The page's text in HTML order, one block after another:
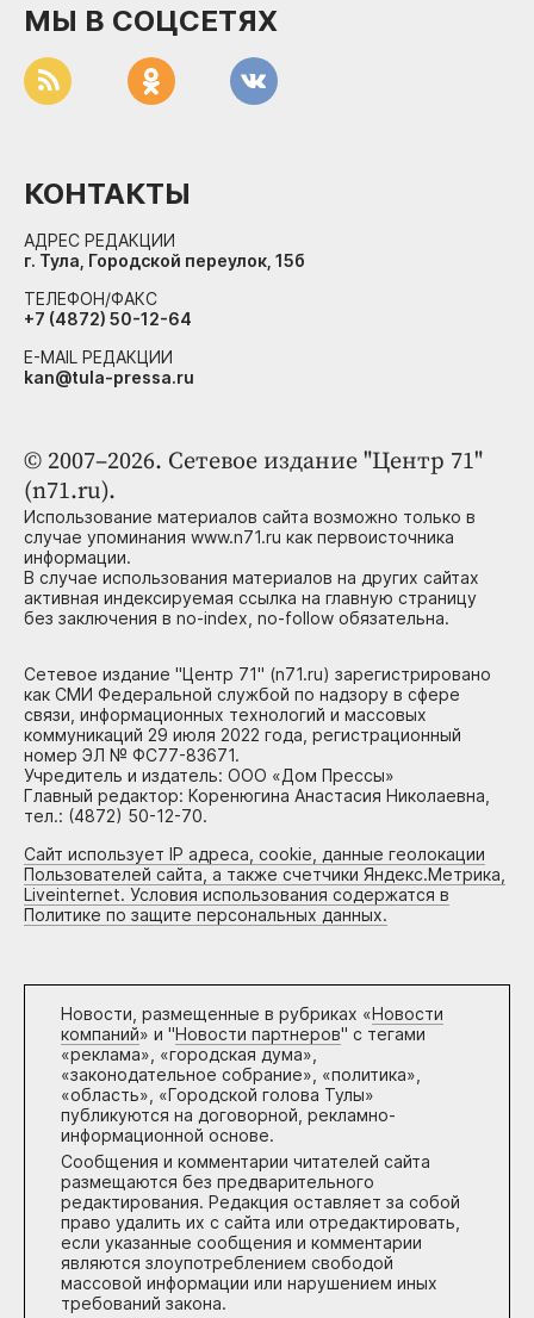
© 2007–2026. Сетевое издание "Центр 71"
(n71.ru).
Использование материалов сайта возможно только в
случае упоминания www.n71.ru как первоисточника
информации.
В случае использования материалов на других сайтах
активная индексируемая ссылка на главную страницу
без заключения в no-index, no-follow обязательна.
Сетевое издание "Центр 71" (n71.ru) зарегистрировано
как СМИ Федеральной службой по надзору в сфере
связи, информационных технологий и массовых
коммуникаций 29 июля 2022 года, регистрационный
номер ЭЛ № ФС77-83671.
Учредитель и издатель: ООО «Дом Прессы»
Главный редактор: Коренюгина Анастасия Николаевна,
тел.: (4872) 50-12-70.
Сайт использует IP адреса, cookie, данные геолокации
Пользователей сайта, а также счетчики Яндекс.Метрика,
Liveinternet. Условия использования содержатся в
Политике по защите персональных данных.
Новости, размещенные в рубриках «Новости
компаний» и "Новости партнеров" с тегами
«реклама», «городская дума»,
«законодательное собрание», «политика»,
«область», «Городской голова Тулы»
публикуются на договорной, рекламно-
информационной основе.
Сообщения и комментарии читателей сайта
размещаются без предварительного
редактирования. Редакция оставляет за собой
право удалить их с сайта или отредактировать,
если указанные сообщения и комментарии
являются злоупотреблением свободой
массовой информации или нарушением иных
требований закона.
МЫ В СОЦСЕТЯХ
КОНТАКТЫ
АДРЕС РЕДАКЦИИ
г. Тула, Городской переулок, 15б
ТЕЛЕФОН/ФАКС
+7 (4872) 50-12-64
E-MAIL РЕДАКЦИИ
kan@tula-pressa.ru